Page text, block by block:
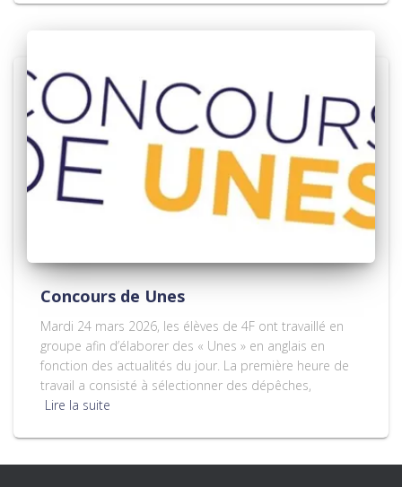
Concours de Unes
Mardi 24 mars 2026, les élèves de 4F ont travaillé en
groupe afin d’élaborer des « Unes » en anglais en
fonction des actualités du jour. La première heure de
travail a consisté à sélectionner des dépêches,
Lire la suite